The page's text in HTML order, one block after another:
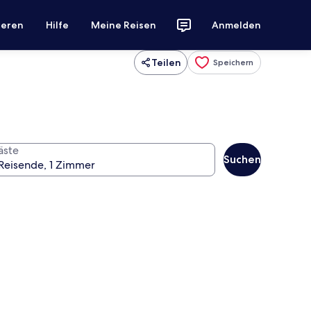
Hilfe Meine Reisen Anmelden
Teilen Speichern
Suchen